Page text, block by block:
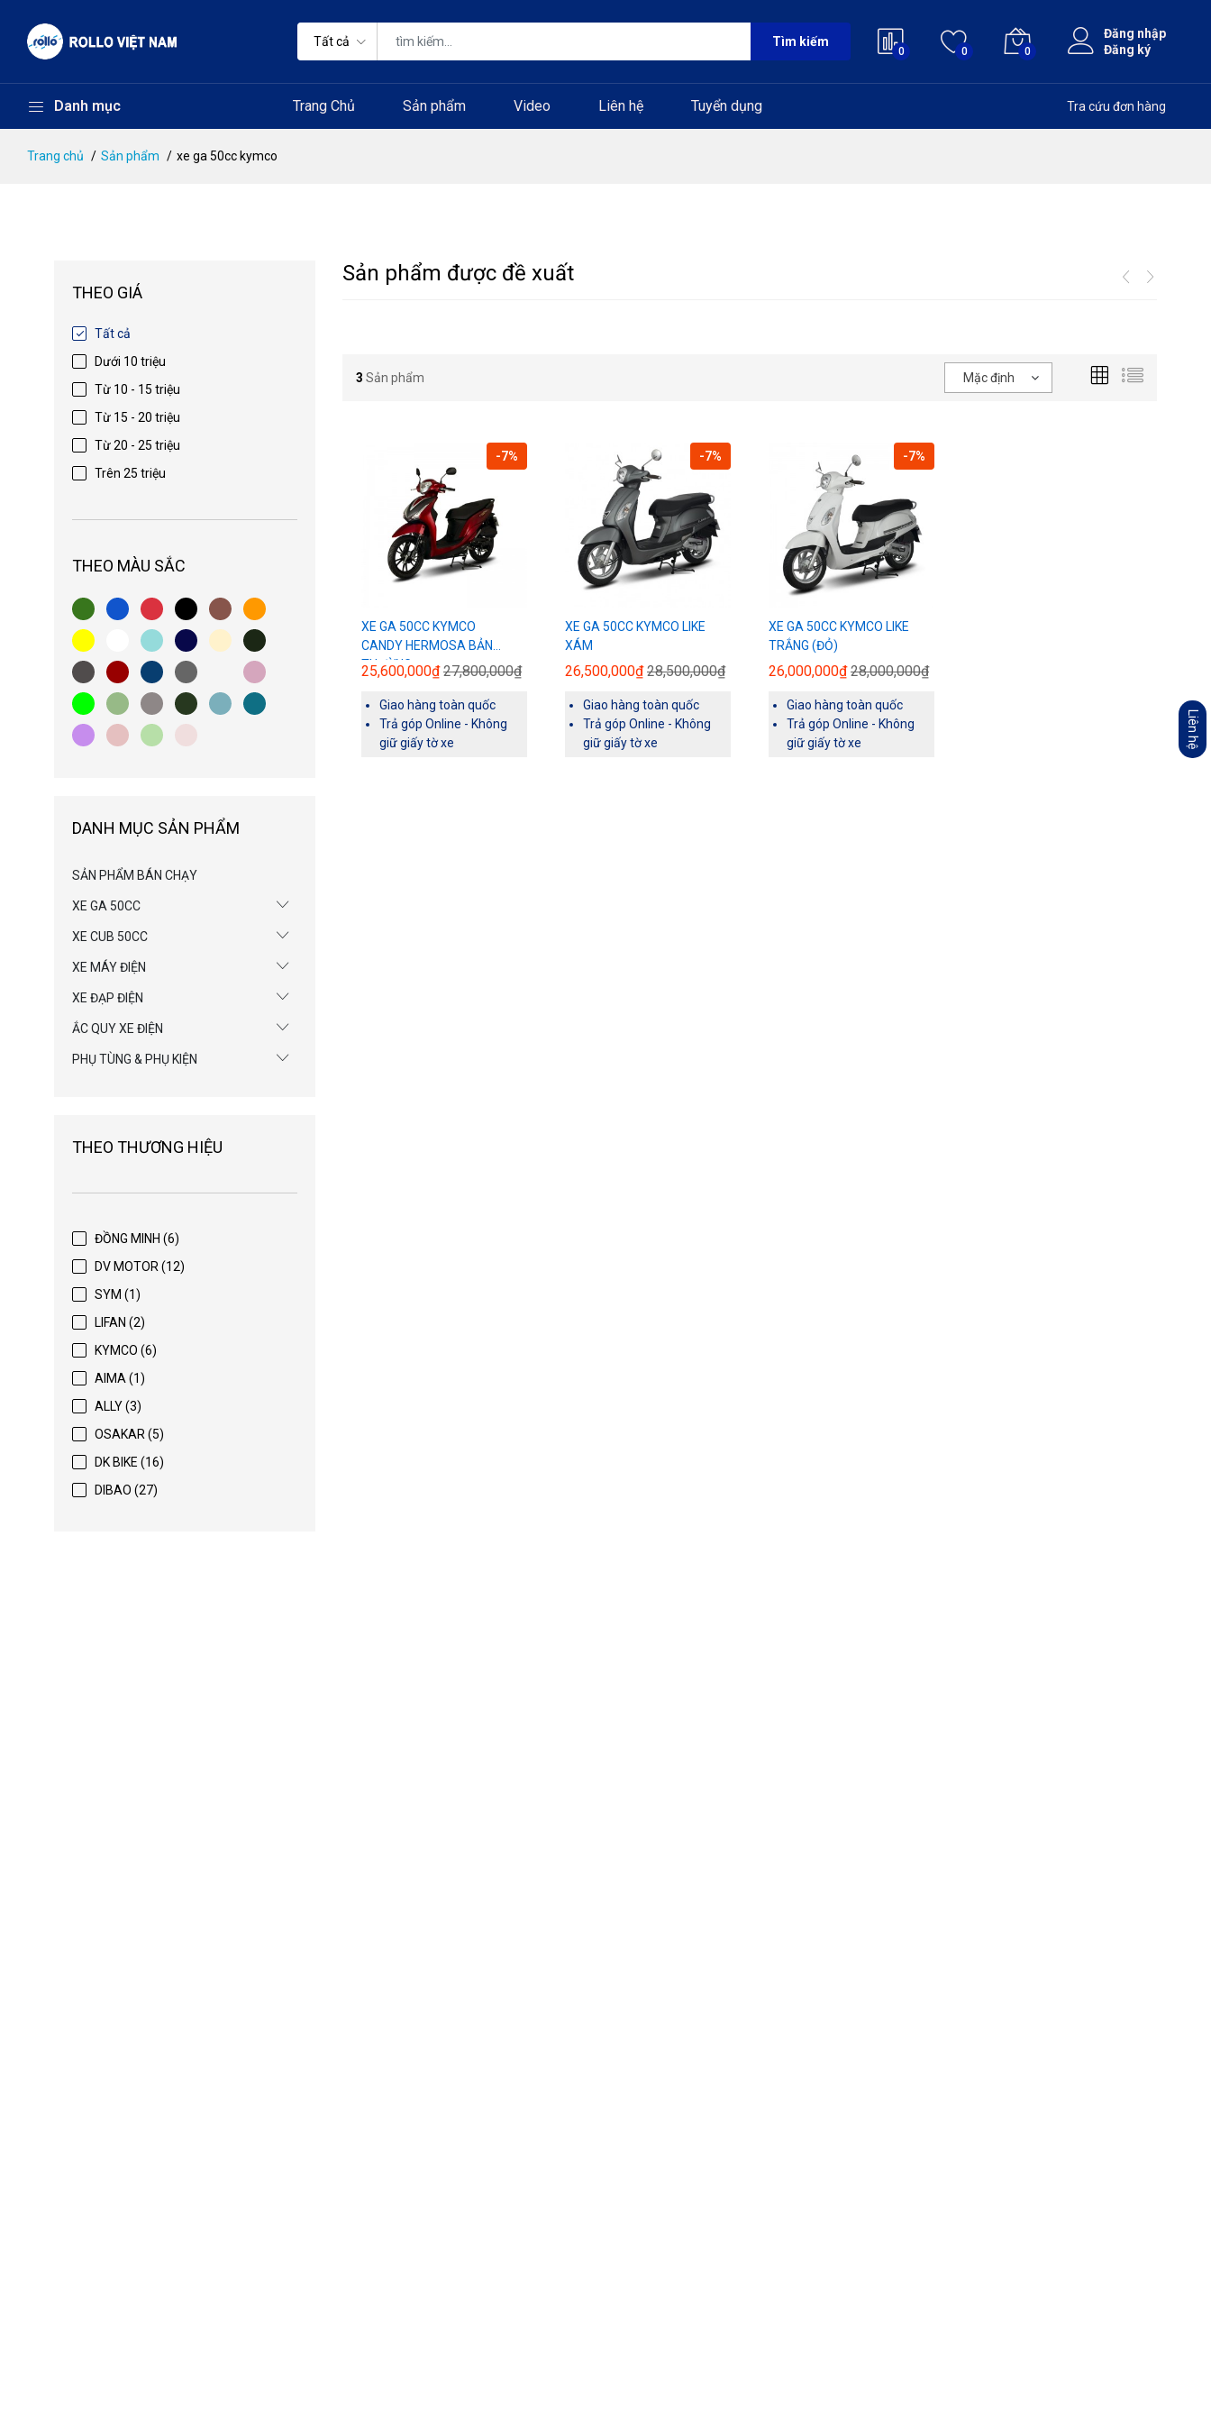
Tất cả Tìm kiếm
0 0 0
Đăng nhập
Đăng ký
Danh mục Trang Chủ Sản phẩm Video Liên hệ Tuyển dụng Tra cứu đơn hàng
Trang chủ Sản phẩm xe ga 50cc kymco
THEO GIÁ
Tất cả
Dưới 10 triệu
Từ 10 - 15 triệu
Từ 15 - 20 triệu
Từ 20 - 25 triệu
Trên 25 triệu
THEO MÀU SẮC
DANH MỤC SẢN PHẨM
SẢN PHẨM BÁN CHẠY
XE GA 50CC
XE CUB 50CC
XE MÁY ĐIỆN
XE ĐẠP ĐIỆN
ẮC QUY XE ĐIỆN
PHỤ TÙNG & PHỤ KIỆN
THEO THƯƠNG HIỆU
ĐỒNG MINH (6)
DV MOTOR (12)
SYM (1)
LIFAN (2)
KYMCO (6)
AIMA (1)
ALLY (3)
OSAKAR (5)
DK BIKE (16)
DIBAO (27)
Sản phẩm được đề xuất
3 Sản phẩm Mặc định
-7%
XE GA 50CC KYMCO
CANDY HERMOSA BẢN
THƯỜNG
25,600,000₫27,800,000₫
Giao hàng toàn quốc
Trả góp Online - Không
giữ giấy tờ xe
-7%
XE GA 50CC KYMCO LIKE
XÁM
26,500,000₫28,500,000₫
Giao hàng toàn quốc
Trả góp Online - Không
giữ giấy tờ xe
-7%
XE GA 50CC KYMCO LIKE
TRẮNG (ĐỎ)
26,000,000₫28,000,000₫
Giao hàng toàn quốc
Trả góp Online - Không
giữ giấy tờ xe
Liên hệ